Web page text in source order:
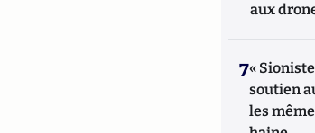
aux
7«
soutien
les